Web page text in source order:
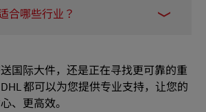
前准备齐全的
、正确填
合哪些行业？
配件、医疗仪器、半导体设备、
重货。
国际大件，还是正在寻找更可靠的重
都可以为您提供专业支持，让您的
、更高效。